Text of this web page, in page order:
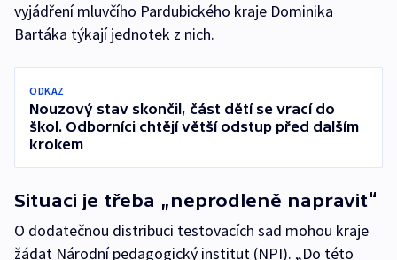
vyjádření mluvčího Pardubického kraje Dominika
Bartáka týkají jednotek z nich.
ODKAZ
Nouzový stav skončil, část dětí se vrací do
škol. Odborníci chtějí větší odstup před dalším
krokem
Situaci je třeba „neprodleně napravit“
O dodatečnou distribuci testovacích sad mohou kraje
žádat Národní pedagogický institut (NPI). „Do této